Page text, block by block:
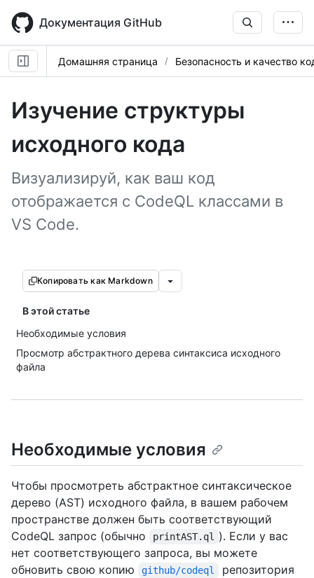
main
content
Документация GitHub
Домашняя страница Безопасность и качество
Изучение структуры
исходного кода
Визуализируй, как ваш код
отображается с CodeQL классами в
VS Code.
Копировать как Markdown
В этой статье
Необходимые условия
Просмотр абстрактного дерева синтаксиса исходного
файла
Необходимые условия
Чтобы просмотреть абстрактное синтаксическое
дерево (AST) исходного файла, в вашем рабочем
пространстве должен быть соответствующий
CodeQL запрос (обычно
printAST.ql
). Если у вас
нет соответствующего запроса, вы можете
обновить свою копию
github/codeql
репозитория